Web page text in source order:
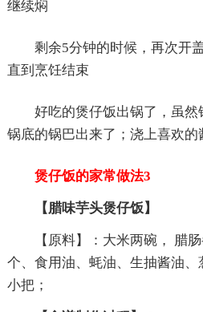
继续焖
剩余5分钟的时候，再次开
直到烹饪结束
好吃的煲仔饭出锅了，虽
锅底的锅巴出来了；浇上喜欢
煲仔饭的家常做法3
【腊味芋头煲仔饭】
【原料】：大米两碗， 腊
个、食用油、蚝油、生抽酱油
小把；